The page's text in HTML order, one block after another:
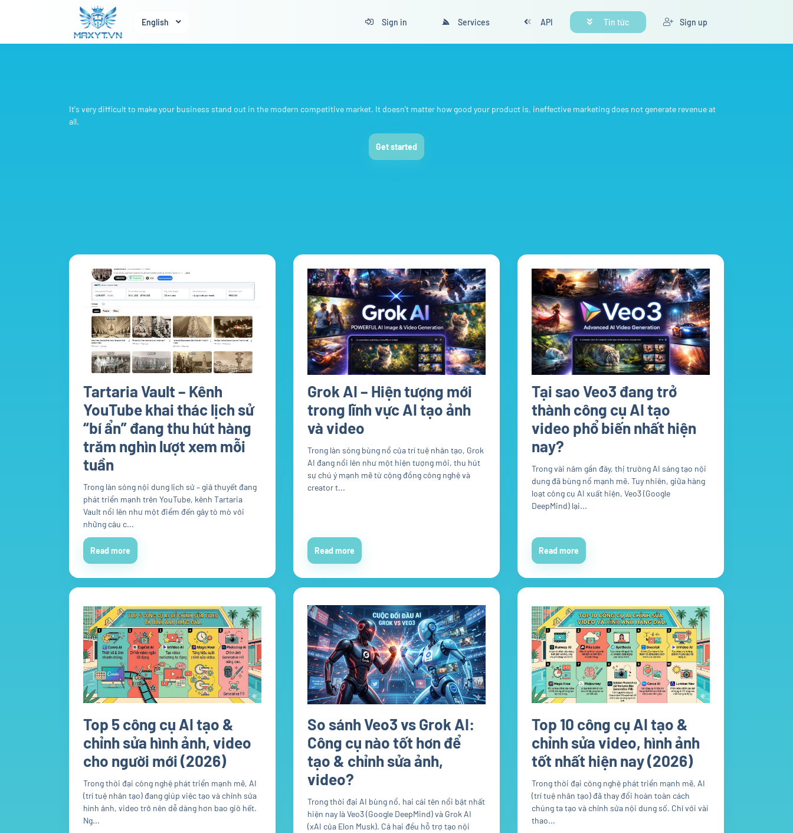
English Sign in Services API Tin tức Sign up
It's very difficult to make your business stand out in the modern competitive market. It doesn't matter how good your product is, ineffective marketing does not generate revenue at
all.
Get started
Tartaria Vault – Kênh
YouTube khai thác lịch sử
“bí ẩn” đang thu hút hàng
trăm nghìn lượt xem mỗi
tuần
Trong làn sóng nội dung lịch sử – giả thuyết đang
phát triển mạnh trên YouTube, kênh Tartaria
Vault nổi lên như một điểm đến gây tò mò với
những câu c...
Read more
Grok AI – Hiện tượng mới
trong lĩnh vực AI tạo ảnh
và video
Trong làn sóng bùng nổ của trí tuệ nhân tạo, Grok
AI đang nổi lên như một hiện tượng mới, thu hút
sự chú ý mạnh mẽ từ cộng đồng công nghệ và
creator t...
Read more
Tại sao Veo3 đang trở
thành công cụ AI tạo
video phổ biến nhất hiện
nay?
Trong vài năm gần đây, thị trường AI sáng tạo nội
dung đã bùng nổ mạnh mẽ. Tuy nhiên, giữa hàng
loạt công cụ AI xuất hiện, Veo3 (Google
DeepMind) lại...
Read more
Top 5 công cụ AI tạo &
chỉnh sửa hình ảnh, video
cho người mới (2026)
Trong thời đại công nghệ phát triển mạnh mẽ, AI
(trí tuệ nhân tạo) đang giúp việc tạo và chỉnh sửa
hình ảnh, video trở nên dễ dàng hơn bao giờ hết.
Ng...
So sánh Veo3 vs Grok AI:
Công cụ nào tốt hơn để
tạo & chỉnh sửa ảnh,
video?
Trong thời đại AI bùng nổ, hai cái tên nổi bật nhất
hiện nay là Veo3 (Google DeepMind) và Grok AI
(xAI của Elon Musk). Cả hai đều hỗ trợ tạo nội
Top 10 công cụ AI tạo &
chỉnh sửa video, hình ảnh
tốt nhất hiện nay (2026)
Trong thời đại công nghệ phát triển mạnh mẽ, AI
(trí tuệ nhân tạo) đã thay đổi hoàn toàn cách
chúng ta tạo và chỉnh sửa nội dung số. Chỉ với vài
thao...